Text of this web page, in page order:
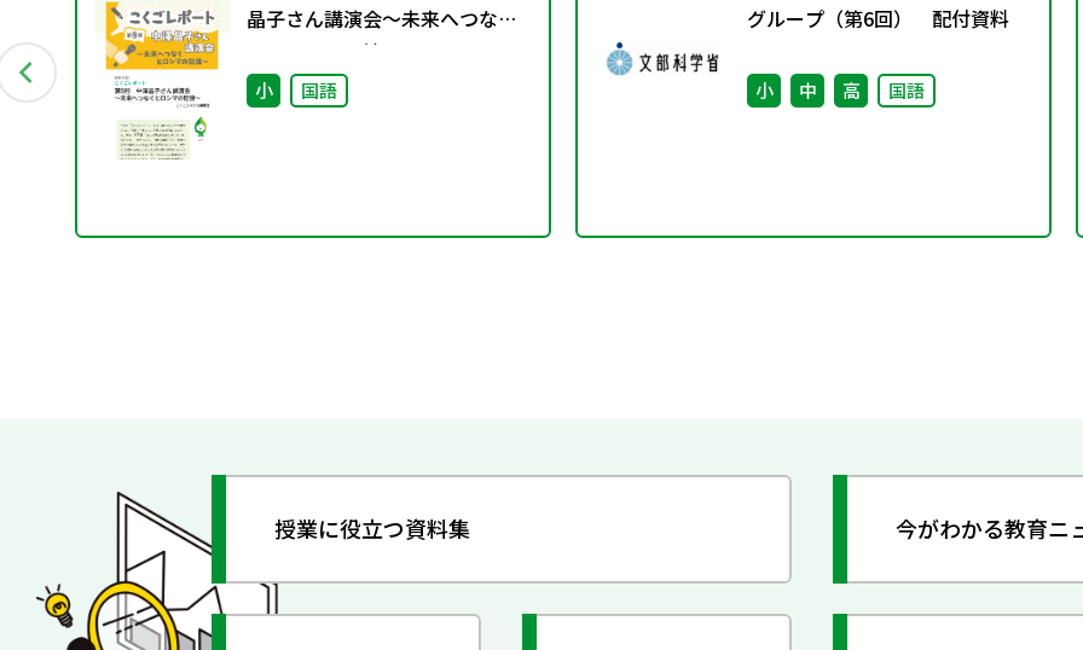
晶子さん講演会～未来へつなぐ
ヒロシマの記憶～
小 国語
グループ（第6回） 配付資料
小 中 高 国語
授業に役立つ資料集 今がわかる教育ニ